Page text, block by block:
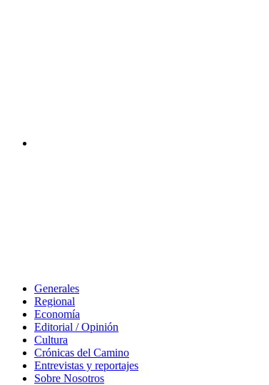
Generales
Regional
Economía
Editorial / Opinión
Cultura
Crónicas del Camino
Entrevistas y reportajes
Sobre Nosotros